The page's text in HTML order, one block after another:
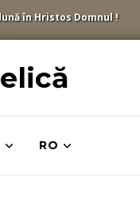
în Hristos Domnul !
RO